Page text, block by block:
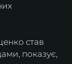
став
показує,